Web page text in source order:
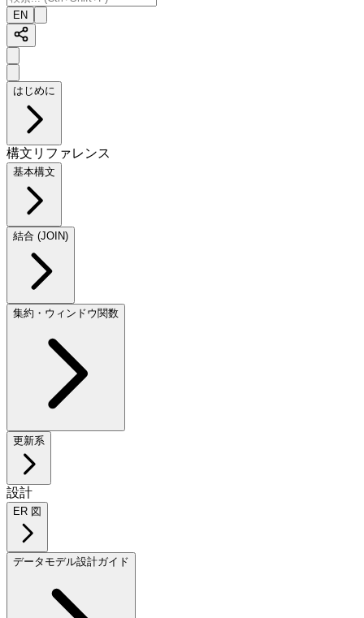
EN
はじめに
構文リファレンス
基本構文
結合 (JOIN)
集約・ウィンドウ関数
更新系
設計
ER 図
データモデル設計ガイド